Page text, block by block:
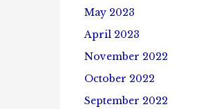
May 2023
April 2023
November 2022
October 2022
September 2022